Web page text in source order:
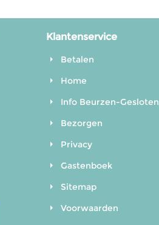
Klantenservice
Betalen
Home
Info Beurzen-Gesloten
Bezorgen
Privacy
Gastenboek
Sitemap
Voorwaarden